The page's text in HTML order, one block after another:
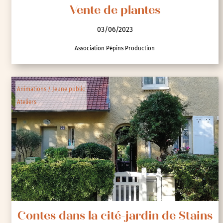
Vente de plantes
03/06/2023
Association Pépins Production
Animations / Jeune public
Ateliers
Contes dans la cité-jardin de Stains